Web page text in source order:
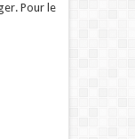
Pour le